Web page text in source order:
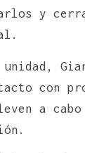
y
con
a cabo